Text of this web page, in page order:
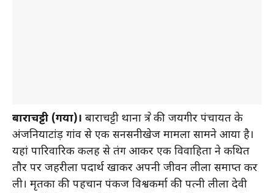
बाराचट्टी (गया)। बाराचट्टी थाना क्षेत्र की जयगीर पंचायत के
अंजनियाटांड़ गांव से एक सनसनीखेज मामला सामने आया है।
यहां पारिवारिक कलह से तंग आकर एक विवाहिता ने कथित
तौर पर जहरीला पदार्थ खाकर अपनी जीवन लीला समाप्त कर
ली। मृतका की पहचान पंकज विश्वकर्मा की पत्नी लीला देवी